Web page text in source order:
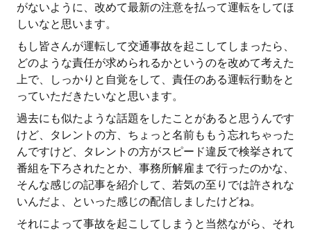
がないように、改めて最新の注意を払って運転をしてほ
しいなと思います。
もし皆さんが運転して交通事故を起こしてしまったら、
どのような責任が求められるかというのを改めて考えた
上で、しっかりと自覚をして、責任のある運転行動をと
っていただきたいなと思います。
過去にも似たような話題をしたことがあると思うんです
けど、タレントの方、ちょっと名前ももう忘れちゃった
んですけど、タレントの方がスピード違反で検挙されて
番組を下ろされたとか、事務所解雇まで行ったのかな、
そんな感じの記事を紹介して、若気の至りでは許されな
いんだよ、といった感じの配信しましたけどね。
それによって事故を起こしてしまうと当然ながら、それ